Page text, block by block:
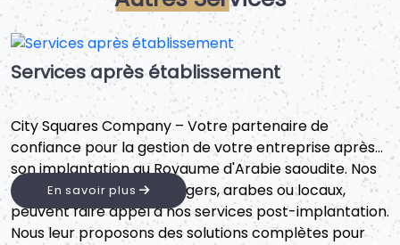
Services après établissement
City Squares Company – Votre partenaire de
confiance pour la gestion de votre entreprise après
son implantation au Royaume d'Arabie saoudite. Nos
clients, qu'ils soient étrangers, arabes ou locaux,
peuvent faire appel à nos services post-implantation.
Nous leur proposons des solutions complètes pour
En savoir plus